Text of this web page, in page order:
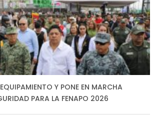
Y PONE EN MARCHA
PARA LA FENAPO 2026